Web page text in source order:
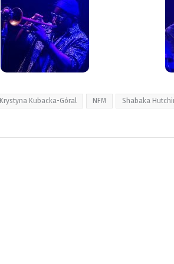
Krystyna Kubacka-Góral NFM Shabaka